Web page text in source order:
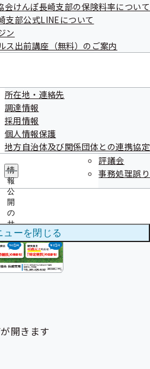
会けんぽ長崎支部の保険料率について
支部公式LINEについて
ン
ス出前講座（無料）のご案内
所在地・連絡先
調達情報
採用情報
個人情報保護
地方自治体及び関係団体との連携協定
情
報
公
開
の
サ
ブ
メ
ニ
ュ
評議会
事務処理誤り
ューを閉じる
開きます